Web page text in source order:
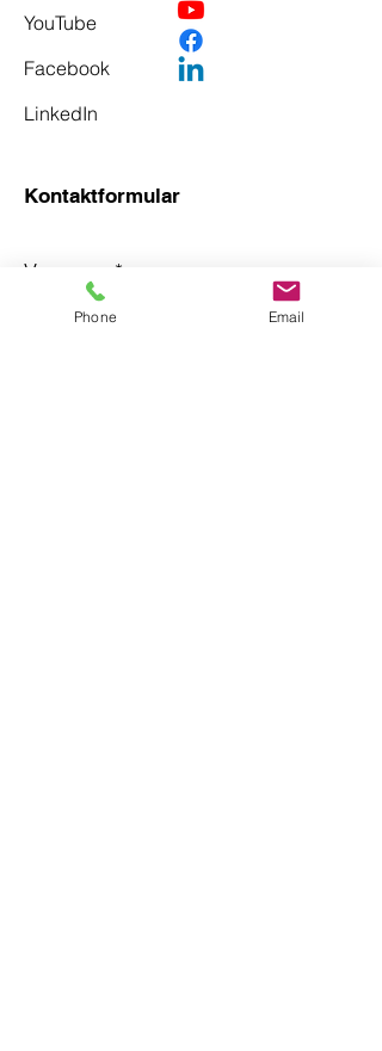
YouTube
Facebook
LinkedIn
Kontaktformular
Vorname *
Phone Email